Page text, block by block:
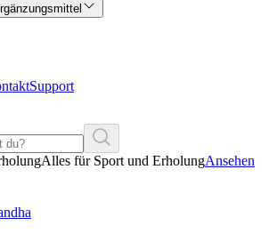
Support
Alles für Sport und ErholungAnsehen